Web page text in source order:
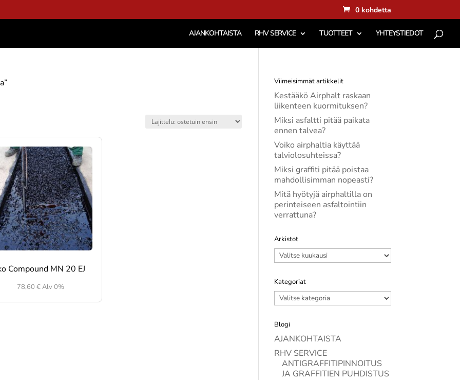
0 kohdetta
AJANKOHTAISTA RHV SERVICE TUOTTEET YHTEYSTIEDOT
Compound MN 20 EJ
78,60 €Alv 0%
Viimeisimmät artikkelit
Kestääkö Airphalt raskaan
liikenteen kuormituksen?
Miksi asfaltti pitää paikata
ennen talvea?
Voiko airphaltia käyttää
talviolosuhteissa?
Miksi graffiti pitää poistaa
mahdollisimman nopeasti?
Mitä hyötyjä airphaltilla on
perinteiseen asfaltointiin
verrattuna?
Arkistot
Arkistot
Kategoriat
Kategoriat
Blogi
AJANKOHTAISTA
RHV SERVICE
ANTIGRAFFITIPINNOITUS
JA GRAFFITIEN PUHDISTUS